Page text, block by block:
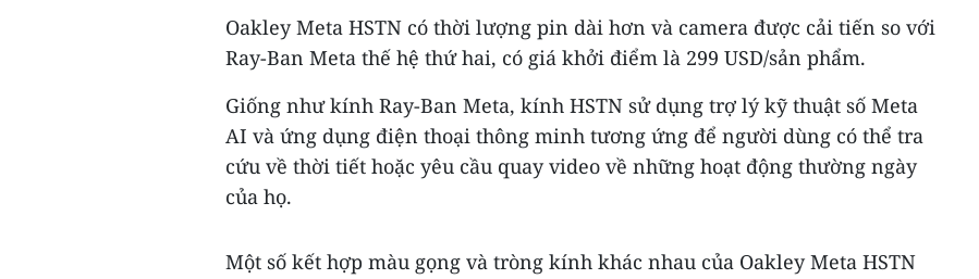
Oakley Meta HSTN có thời lượng pin dài hơn và camera được cải tiến so với
Ray-Ban Meta thế hệ thứ hai, có giá khởi điểm là 299 USD/sản phẩm.
Giống như kính Ray-Ban Meta, kính HSTN sử dụng trợ lý kỹ thuật số Meta
AI và ứng dụng điện thoại thông minh tương ứng để người dùng có thể tra
cứu về thời tiết hoặc yêu cầu quay video về những hoạt động thường ngày
của họ.
Một số kết hợp màu gọng và tròng kính khác nhau của Oakley Meta HSTN